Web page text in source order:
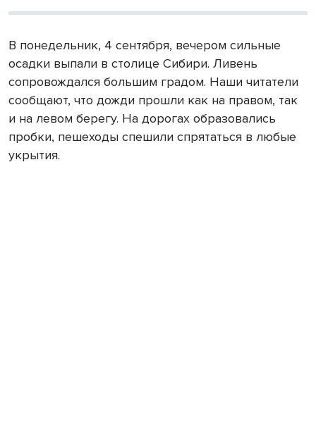
В понедельник, 4 сентября, вечером сильные
осадки выпали в столице Сибири. Ливень
сопровождался большим градом. Наши читатели
сообщают, что дожди прошли как на правом, так
и на левом берегу. На дорогах образовались
пробки, пешеходы спешили спрятаться в любые
укрытия.